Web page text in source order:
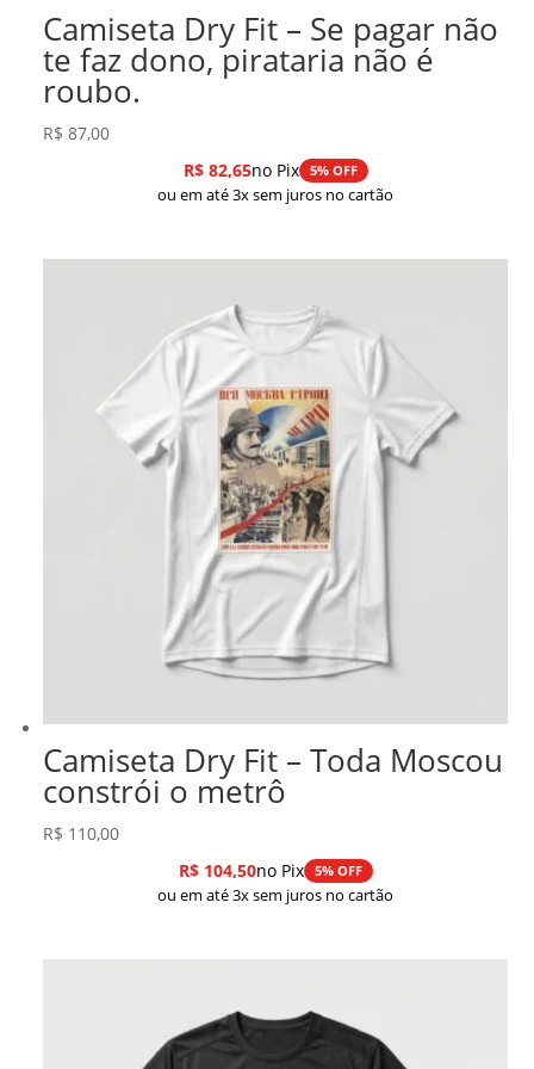
Camiseta Dry Fit – Se pagar não
te faz dono, pirataria não é
roubo.
R$ 87,00
R$82,65no Pix 5% OFF
ou em até 3x sem juros no cartão
Camiseta Dry Fit – Toda Moscou
constrói o metrô
R$ 110,00
R$104,50no Pix 5% OFF
ou em até 3x sem juros no cartão